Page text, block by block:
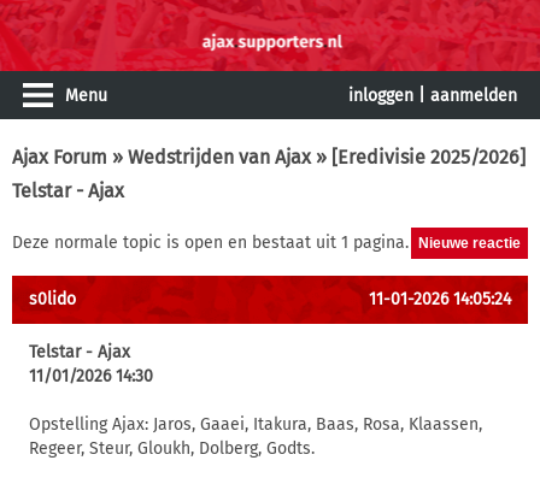
Menu inloggen aanmelden
Ajax Forum » Wedstrijden van Ajax» [Eredivisie 2025/2026]
Telstar - Ajax
Deze normale topic is open en bestaat uit 1 pagina.
s0lido 11-01-2026 14:05:24
Telstar - Ajax
11/01/2026 14:30
Opstelling Ajax: Jaros, Gaaei, Itakura, Baas, Rosa, Klaassen,
Regeer, Steur, Gloukh, Dolberg, Godts.